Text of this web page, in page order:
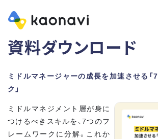
資料ダウンロード
ミドルマネージャーの成長を加速させる「
ク」
ミドルマネジメント層が身に
つけるべきスキルを、7つのフ
レームワークに分解。これか